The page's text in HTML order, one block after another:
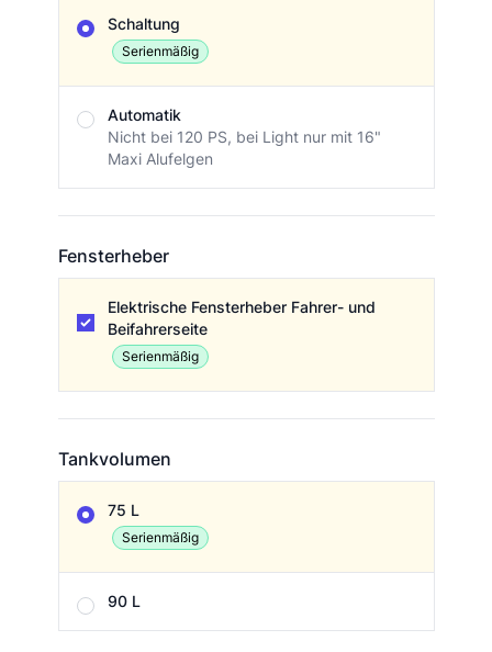
Schaltung
Serienmäßig
Automatik
Nicht bei 120 PS, bei Light nur mit 16"
Maxi Alufelgen
Fensterheber
Elektrische Fensterheber Fahrer- und
Beifahrerseite
Serienmäßig
Tankvolumen
75 L
Serienmäßig
90 L